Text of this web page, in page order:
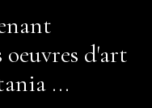
oeuvres d'art
...